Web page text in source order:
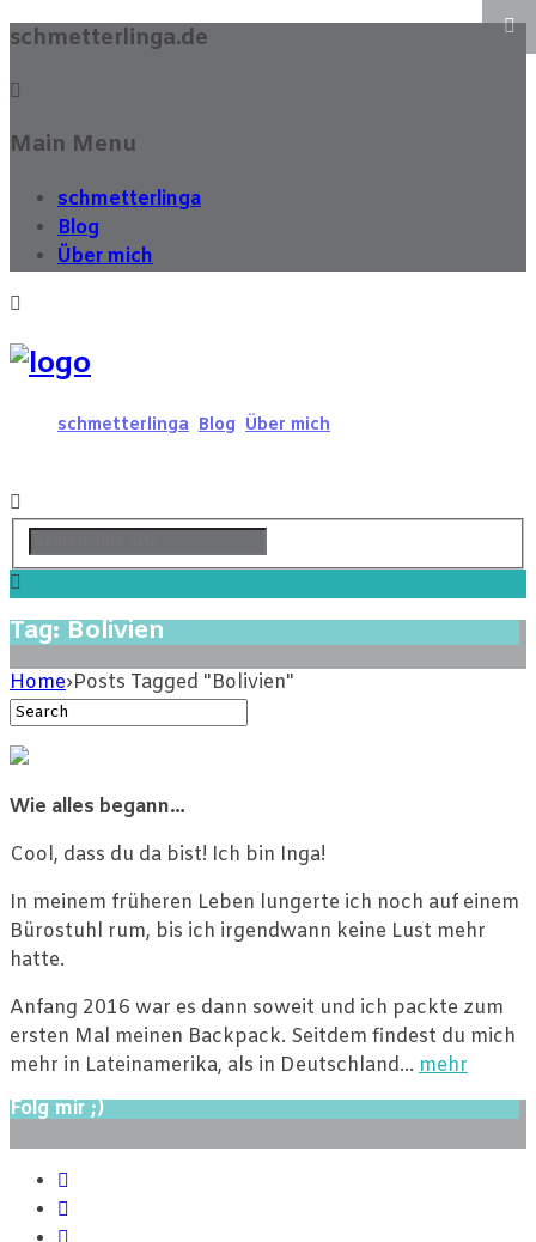
schmetterlinga.de
Main Menu
schmetterlinga
Blog
Über mich
schmetterlinga Blog Über mich
Tag: Bolivien
Home›Posts Tagged "Bolivien"
Wie alles begann…
Cool, dass du da bist! Ich bin Inga!
In meinem früheren Leben lungerte ich noch auf einem
Bürostuhl rum, bis ich irgendwann keine Lust mehr
hatte.
Anfang 2016 war es dann soweit und ich packte zum
ersten Mal meinen Backpack. Seitdem findest du mich
mehr in Lateinamerika, als in Deutschland… mehr
Folg mir ;)